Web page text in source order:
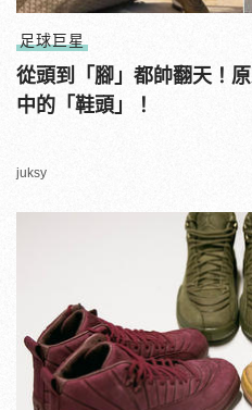
足球巨星
從頭到「腳」都帥翻天！
中的「鞋頭」！
juksy